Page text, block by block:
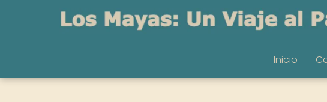
Inicio